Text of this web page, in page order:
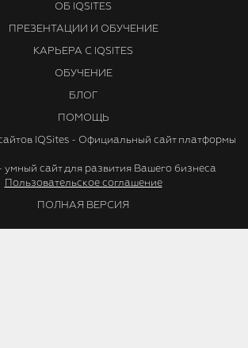
ОБ IQSITES
ПРЕЗЕНТАЦИИ И ОБУЧЕНИЕ
КАРЬЕРА С IQSITES
ОБУЧЕНИЕ
БЛОГ
ПОМОЩЬ
IQSites - Официальный сайт платформы
умный сайт для развития Вашего бизнеса
Пользовательское соглашение
ПОЛНАЯ ВЕРСИЯ